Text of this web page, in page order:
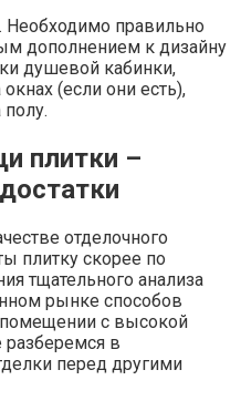
Необходимо правильно
дополнением к дизайну
душевой кабинки,
(если они есть),
плитки –
отделочного
плитку скорее по
тщательного анализа
рынке способов
с высокой
в
перед другими